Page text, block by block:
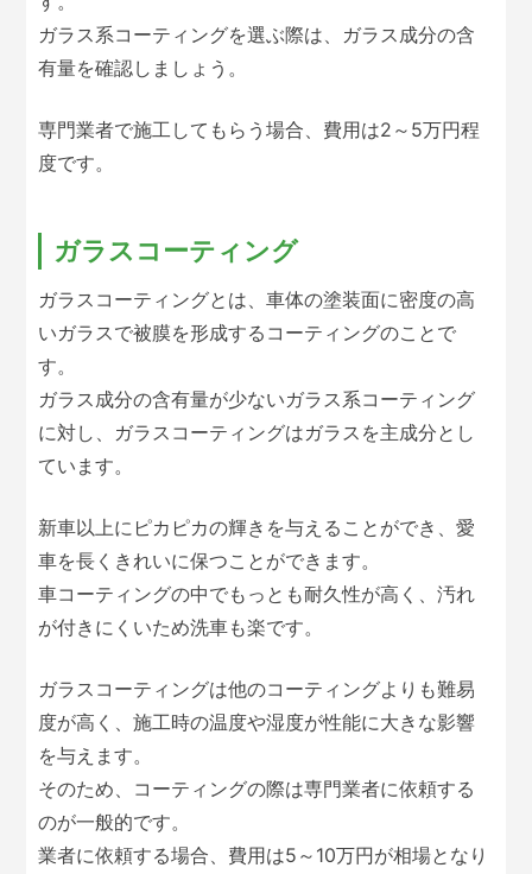
ガラス系コーティングを選ぶ際は、ガラス成分の含
有量を確認しましょう。
専門業者で施工してもらう場合、費用は2～5万円程
度です。
ガラスコーティング
ガラスコーティングとは、車体の塗装面に密度の高
いガラスで被膜を形成するコーティングのことで
す。
ガラス成分の含有量が少ないガラス系コーティング
に対し、ガラスコーティングはガラスを主成分とし
ています。
新車以上にピカピカの輝きを与えることができ、愛
車を長くきれいに保つことができます。
車コーティングの中でもっとも耐久性が高く、汚れ
が付きにくいため洗車も楽です。
ガラスコーティングは他のコーティングよりも難易
度が高く、施工時の温度や湿度が性能に大きな影響
を与えます。
そのため、コーティングの際は専門業者に依頼する
のが一般的です。
業者に依頼する場合、費用は5～10万円が相場となり